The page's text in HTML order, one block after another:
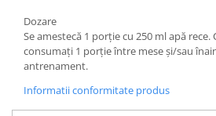
Dozare
Se amestecă 1 porție cu 250 ml apă
consumați 1 porție între mese și/sau
antrenament.
Informatii conformitate produs